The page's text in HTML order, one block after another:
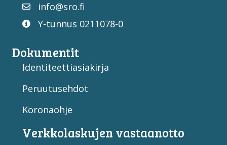
info@sro.fi
Y-tunnus 0211078-0
Dokumentit
Identiteettiasiakirja
Peruutusehdot
Koronaohje
Verkko­laskujen vastaan­otto